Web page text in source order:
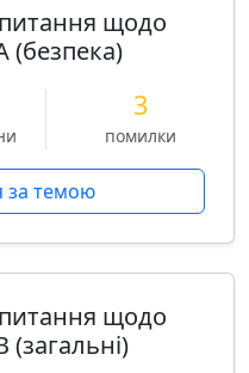
щодо
(безпека)
3
помилки
за темою
щодо
(загальні)